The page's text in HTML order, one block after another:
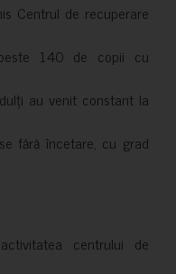
Centrul de recuperare
140 de copii cu
au venit constant la
fără încetare, cu grad
centrului de